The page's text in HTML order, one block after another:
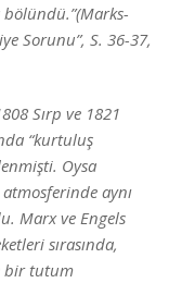
Sorunu”, S. 36-37,
Sırp ve 1821
“kurtuluş
Oysa
aynı
Marx ve Engels
sırasında,
bir tutum